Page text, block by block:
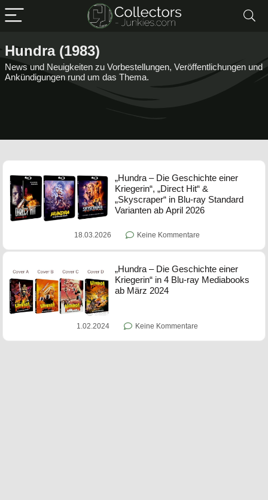
Hundra (1983)
News und Neuigkeiten zu Vorbestellungen, Veröffentlichungen und
Ankündigungen rund um das Thema.
„Hundra – Die Geschichte einer
Kriegerin“, „Direct Hit“ &
„Skyscraper“ in Blu-ray Standard
Varianten ab April 2026
18.03.2026 Keine Kommentare
„Hundra – Die Geschichte einer
Kriegerin“ in 4 Blu-ray Mediabooks
ab März 2024
1.02.2024 Keine Kommentare